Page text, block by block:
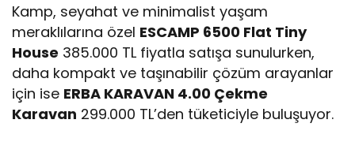
Kamp, seyahat ve minimalist yaşam
meraklılarına özel ESCAMP 6500 Flat Tiny
House 385.000 TL fiyatla satışa sunulurken,
daha kompakt ve taşınabilir çözüm arayanlar
için ise ERBA KARAVAN 4.00 Çekme
Karavan 299.000 TL’den tüketiciyle buluşuyor.